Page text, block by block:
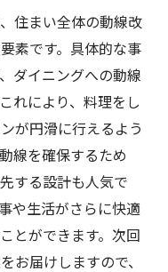
住まい全体の動線改
素です。具体的な事
ダイニングへの動線
れにより、料理をし
が円滑に行えるよう
線を確保するため
する設計も人気で
や生活がさらに快適
とができます。次回
お届けしますので、